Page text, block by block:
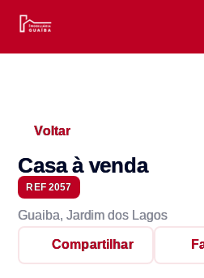
Voltar
Casa à venda
REF 2057
Guaiba, Jardim dos Lagos
Compartilhar